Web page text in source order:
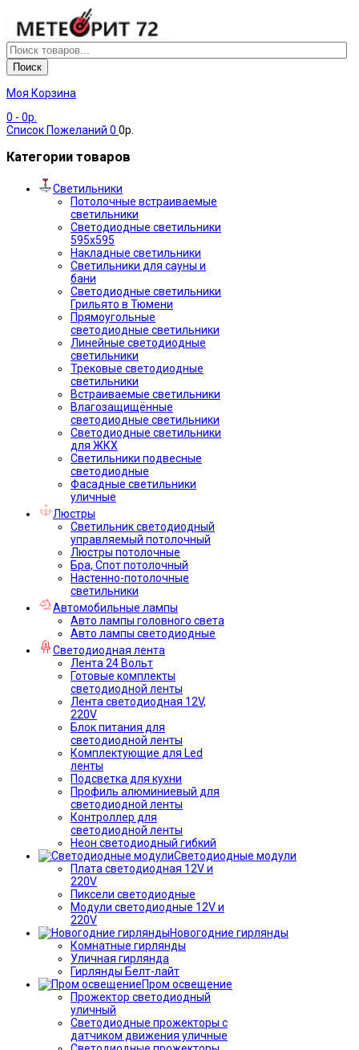
Поиск
Моя Корзина
0 - 0р.
Список Пожеланий 0 0р.
Категории товаров
Светильники
Потолочные встраиваемые
светильники
Светодиодные светильники
595х595
Накладные светильники
Светильники для сауны и
бани
Светодиодные светильники
Грильято в Тюмени
Прямоугольные
светодиодные светильники
Линейные светодиодные
светильники
Трековые светодиодные
светильники
Встраиваемые светильники
Влагозащищённые
светодиодные светильники
Светодиодные светильники
для ЖКХ
Светильники подвесные
светодиодные
Фасадные светильники
уличные
Люстры
Светильник светодиодный
управляемый потолочный
Люстры потолочные
Бра, Спот потолочный
Настенно-потолочные
светильники
Автомобильные лампы
Авто лампы головного света
Авто лампы светодиодные
Светодиодная лента
Лента 24 Вольт
Готовые комплекты
светодиодной ленты
Лента светодиодная 12V,
220V
Блок питания для
светодиодной ленты
Комплектующие для Led
ленты
Подсветка для кухни
Профиль алюминиевый для
светодиодной ленты
Контроллер для
светодиодной ленты
Неон светодиодный гибкий
Светодиодные модули
Плата светодиодная 12V и
220V
Пиксели светодиодные
Модули светодиодные 12V и
220V
Новогодние гирлянды
Комнатные гирлянды
Уличная гирлянда
Гирлянды Белт-лайт
Пром освещение
Прожектор светодиодный
уличный
Светодиодные прожекторы с
датчиком движения уличные